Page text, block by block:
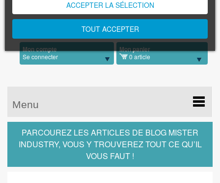
Une info, une commande
0891 03 1001 (0,23€/min)
Mon panier
0 article
Mon compte
Se connecter
Menu
PARCOUREZ LES ARTICLES DE BLOG MISTER
INDUSTRY, VOUS Y TROUVEREZ TOUT CE QU’IL
VOUS FAUT !
ACCEPTER LA SÉLECTION
TOUT ACCEPTER